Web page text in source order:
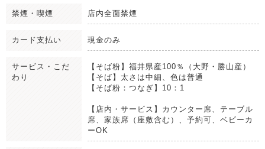
禁煙・喫煙 店内全面禁煙
カード支払い 現金のみ
サービス・こだ
わり
【そば粉】福井県産100％（大野・勝山産）
【そば】太さは中細、色は普通
【そば粉：つなぎ】10：1
【店内・サービス】カウンター席、テーブル
席、家族席（座敷含む）、予約可、ベビーカ
ーOK